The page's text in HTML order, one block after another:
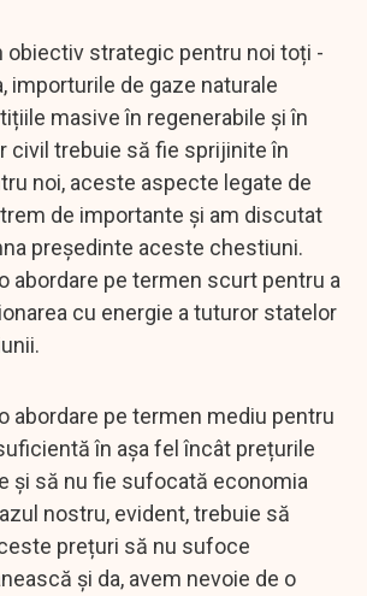
obiectiv strategic pentru noi toți -
importurile de gaze naturale
masive în regenerabile și în
civil trebuie să fie sprijinite în
noi, aceste aspecte legate de
de importante și am discutat
președinte aceste chestiuni.
abordare pe termen scurt pentru a
cu energie a tuturor statelor
abordare pe termen mediu pentru
în așa fel încât prețurile
și să nu fie sufocată economia
nostru, evident, trebuie să
prețuri să nu sufoce
și da, avem nevoie de o